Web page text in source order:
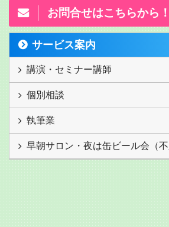
お問合せはこちらから！
サービス案内
講演・セミナー講師
個別相談
執筆業
早朝サロン・夜は缶ビール会（不